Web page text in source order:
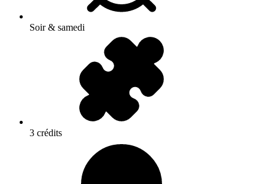
Soir & samedi
3 crédits